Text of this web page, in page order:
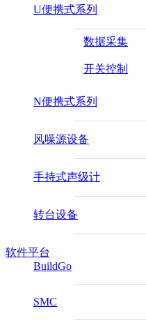
U便携式系列
数据采集
开关控制
N便携式系列
风噪源设备
手持式声级计
转台设备
软件平台
BuildGo
SMC